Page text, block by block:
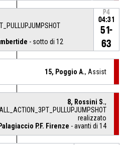
- sotto di 12
P4
04:31
51-
63
15, Poggio A., Assist
8, Rossini S.,
realizzato
Palagiaccio P.F. Firenze - avanti di 14